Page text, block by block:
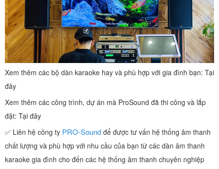
Xem thêm các bộ dàn karaoke hay và phù hợp với gia đình bạn: Tại
đây
Xem thêm các công trình, dự án mà ProSound đã thi công và lắp
đặt: Tại đây
✅ Liên hệ công ty PRO-Sound để được tư vấn hệ thống âm thanh
chất lượng và phù hợp với nhu cầu của bạn từ các dàn âm thanh
karaoke gia đình cho đến các hệ thống âm thanh chuyên nghiệp